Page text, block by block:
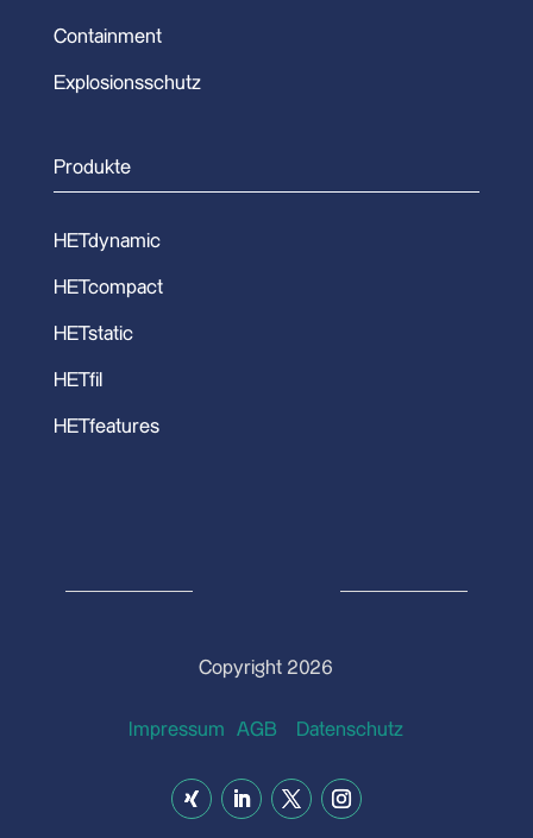
Containment
Explosionsschutz
Produkte
HETdynamic
HETcompact
HETstatic
HETfil
HETfeatures
Copyright 2026
Impressum AGB Datenschutz